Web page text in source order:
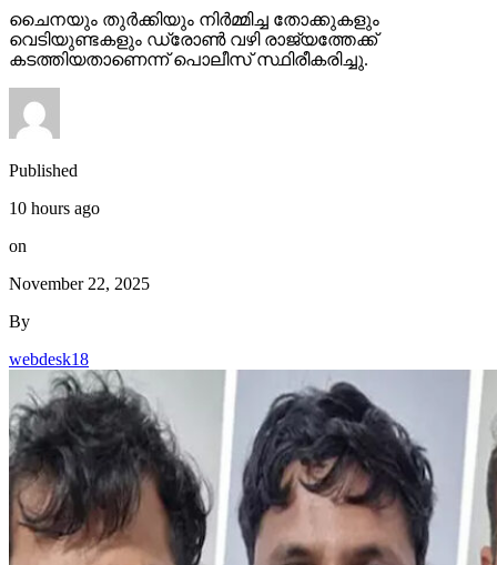
ചൈനയും തുര്‍ക്കിയും നിര്‍മ്മിച്ച തോക്കുകളും
വെടിയുണ്ടകളും ഡ്രോണ്‍ വഴി രാജ്യത്തേക്ക്
കടത്തിയതാണെന്ന് പൊലീസ് സ്ഥിരീകരിച്ചു.
Published
10 hours ago
on
November 22, 2025
By
webdesk18